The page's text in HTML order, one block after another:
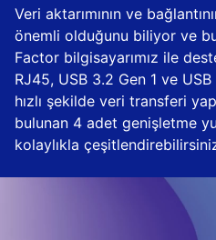
Veri aktarımının ve
önemli olduğunu biliyor ve
Factor bilgisayarımız ile
RJ45, USB 3.2 Gen 1 ve
hızlı şekilde veri transferi
bulunan 4 adet genişletme
kolaylıkla